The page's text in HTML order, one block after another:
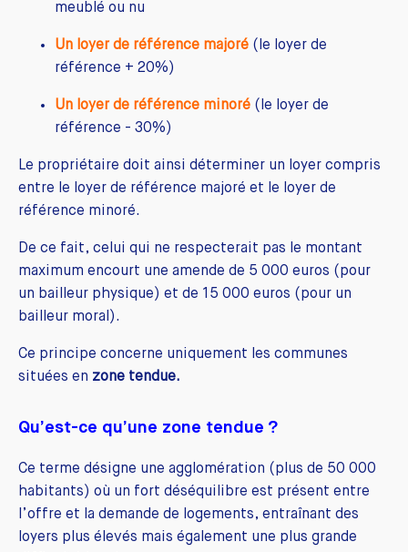
meublé ou nu
Un loyer de référence majoré (le loyer de
référence + 20%)
Un loyer de référence minoré (le loyer de
référence - 30%)
Le propriétaire doit ainsi déterminer un loyer compris
entre le loyer de référence majoré et le loyer de
référence minoré.
De ce fait, celui qui ne respecterait pas le montant
maximum encourt une amende de 5 000 euros (pour
un bailleur physique) et de 15 000 euros (pour un
bailleur moral).
Ce principe concerne uniquement les communes
situées en zone tendue.
Qu’est-ce qu’une zone tendue ?
Ce terme désigne une agglomération (plus de 50 000
habitants) où un fort déséquilibre est présent entre
l’offre et la demande de logements, entraînant des
loyers plus élevés mais également une plus grande